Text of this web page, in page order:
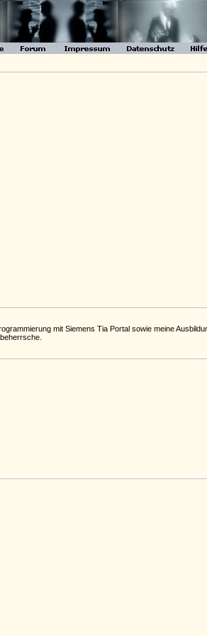
mit Siemens Tia Portal sowie meine